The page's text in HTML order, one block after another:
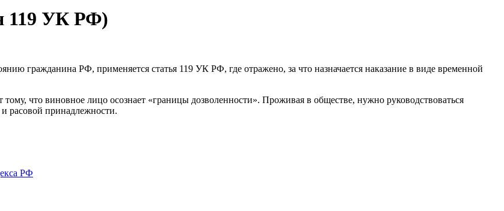
119 УК РФ)
гражданина РФ, применяется статья 119 УК РФ, где отражено, за что назначается наказание в виде временной
что виновное лицо осознает «границы дозволенности». Проживая в обществе, нужно руководствоваться
расовой принадлежности.
РФ